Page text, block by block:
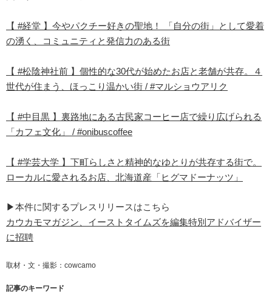
【 #経堂 】今やパクチー好きの聖地！ 「自分の街」として愛着
の湧く、コミュニティと発信力のある街
【 #松陰神社前 】個性的な30代が始めたお店と老舗が共存。４
世代が住まう、ほっこり温かい街 / #マルショウアリク
【 #中目黒 】裏路地にある古民家コーヒー店で繰り広げられる
「カフェ文化」 / #onibuscoffee
【 #学芸大学 】下町らしさと精神的なゆとりが共存する街で。
ローカルに愛されるお店、北海道産「ヒグマドーナッツ」
▶︎本件に関するプレスリリースはこちら
カウカモマガジン、イーストタイムズを編集特別アドバイザー
に招聘
取材・文・撮影：cowcamo
記事のキーワード